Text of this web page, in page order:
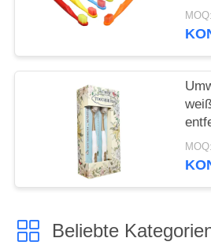
die
Beliebte